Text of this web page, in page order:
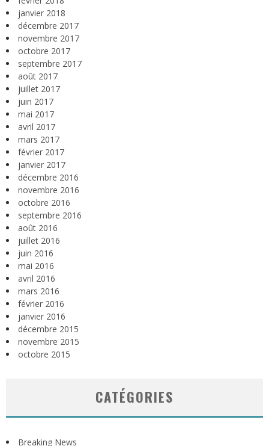
janvier 2018
décembre 2017
novembre 2017
octobre 2017
septembre 2017
août 2017
juillet 2017
juin 2017
mai 2017
avril 2017
mars 2017
février 2017
janvier 2017
décembre 2016
novembre 2016
octobre 2016
septembre 2016
août 2016
juillet 2016
juin 2016
mai 2016
avril 2016
mars 2016
février 2016
janvier 2016
décembre 2015
novembre 2015
octobre 2015
CATÉGORIES
Breaking News